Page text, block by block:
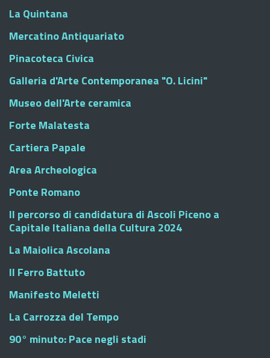
La Quintana
Mercatino Antiquariato
Pinacoteca Civica
Galleria d'Arte Contemporanea "O. Licini"
Museo dell'Arte ceramica
Forte Malatesta
Cartiera Papale
Area Archeologica
Ponte Romano
Il percorso di candidatura di Ascoli Piceno a
Capitale Italiana della Cultura 2024
La Maiolica Ascolana
Il Ferro Battuto
Manifesto Meletti
La Carrozza del Tempo
90° minuto: Pace negli stadi